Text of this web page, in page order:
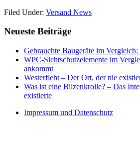
Filed Under: Versand News
Primary
Sidebar
Neueste Beiträge
Gebrauchte Baugeräte im
WPC-Sichtschutzelemente im
ankommt
Westerfleht – Der Ort, der nie
Was ist eine Bilzenkrolle? – Das
existierte
Impressum und Datenschutz